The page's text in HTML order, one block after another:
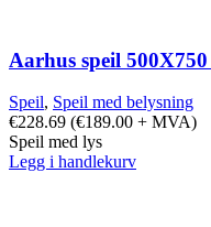
Aarhus speil
Speil, Speil med belysning
€228.69 (€189.00 + MVA)
Speil med lys
Legg i handlekurv